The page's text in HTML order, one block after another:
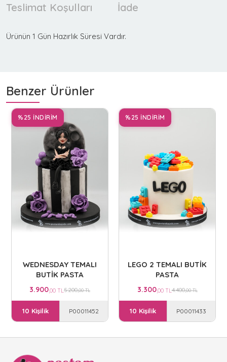
Teslimat Koşulları İade
Ürünün 1 Gün Hazırlık Süresi Vardır.
Benzer Ürünler
%25 İNDİRİM
WEDNESDAY TEMALI
BUTİK PASTA
3.900,00 TL5.200,00 TL
10 Kişilik P00011452
%25 İNDİRİM
LEGO 2 TEMALI BUTİK
PASTA
3.300,00 TL4.400,00 TL
10 Kişilik P00011433